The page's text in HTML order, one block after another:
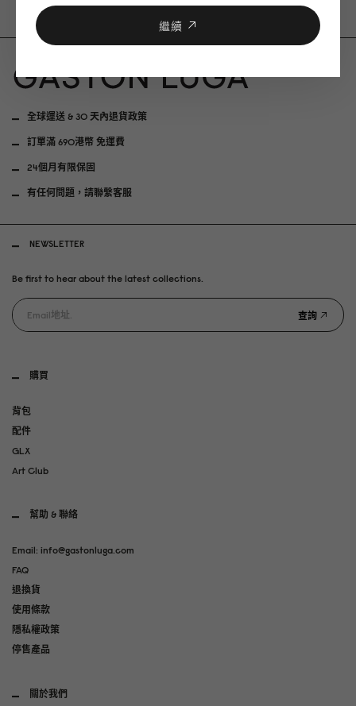
全球運送 & 30 天內退貨政策
訂單滿 690港幣 免運費
24個月有限保固
有任何問題，請聯繫客服
購買
背包
配件
GLX
Art Club
幫助 & 聯絡
Email: info@gastonluga.com
FAQ
退換貨
使用條款
隱私權政策
停售產品
關於我們
NEWSLETTER
Be first to hear about the latest collections.
查詢
繼續